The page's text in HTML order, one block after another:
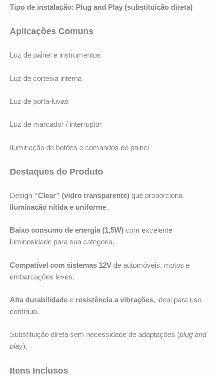
Tipo de instalação: Plug and Play (substituição direta)
Aplicações Comuns
Luz de painel e instrumentos
Luz de cortesia interna
Luz de porta-luvas
Luz de marcador / interruptor
Iluminação de botões e comandos do painel
Destaques do Produto
Design “Clear” (vidro transparente) que proporciona
iluminação nítida e uniforme.
Baixo consumo de energia (1,5W) com excelente
luminosidade para sua categoria.
Compatível com sistemas 12V de automóveis, motos e
embarcações leves.
Alta durabilidade e resistência a vibrações, ideal para uso
contínuo.
Substituição direta sem necessidade de adaptações (plug and
play).
Itens Inclusos